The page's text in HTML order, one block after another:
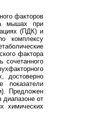
факторов
мышах при
(ПДК) и
комплексу
фактора
сочетанного
достоверно
показатели
Предложен
диапазоне от
химических